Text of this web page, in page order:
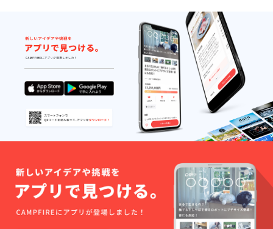
●外伝
ショー
トシナ
リオ
ゲーム
ダウン
ロード
●ノベル
ゲーム
『理人
とイ
ル』 ●
ドラマ
いろお
疲れ様
会』
●A4
キービ
ジュア
ルチラ
界天の
アズ
ラー
イー
ル」、
「真臨
界天の
アズ
ラー
イール
天上界
編」、
「Oper
「朱色
に染ま
る、美
しき社
で」の
デジタ
ルサウ